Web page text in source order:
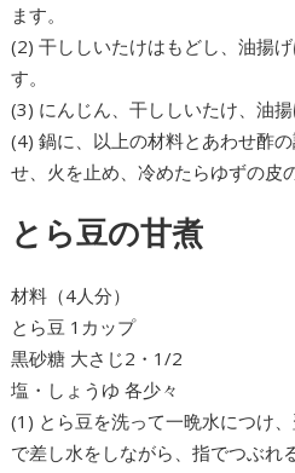
ます。
(2) 干ししいたけはもどし、油揚
す。
(3) にんじん、干ししいたけ、油揚
(4) 鍋に、以上の材料とあわせ酢
せ、火を止め、冷めたらゆずの皮
とら豆の甘煮
材料（4人分）
とら豆 1カップ
黒砂糖 大さじ2・1/2
塩・しょうゆ 各少々
(1) とら豆を洗って一晩水につけ
で差し水をしながら、指でつぶれ